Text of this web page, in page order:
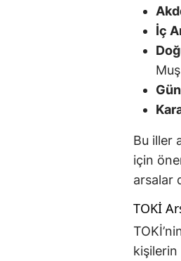
İç
Muş
Bu iller
için
arsalar
TOKİ
kişilerin